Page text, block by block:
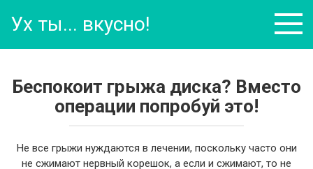
Ух ты... вкусно!
Беспокоит грыжа диска? Вместо
операции попробуй это!
Не все грыжи нуждаются в лечении, поскольку часто они
не сжимают нервный корешок, а если и сжимают, то не